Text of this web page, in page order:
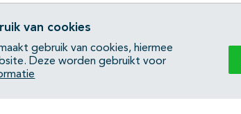
van cookies
gebruik van cookies, hiermee
Deze worden gebruikt voor